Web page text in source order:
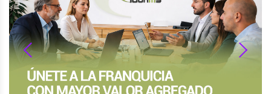
prev next